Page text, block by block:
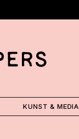
KUNST & MEDIA